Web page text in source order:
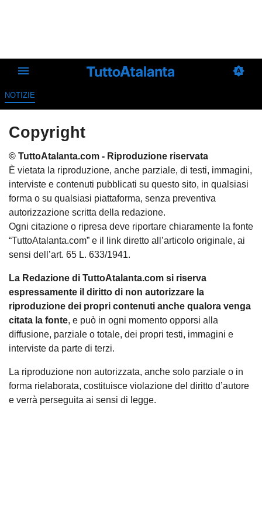
NOTIZIE
Copyright
© TuttoAtalanta.com - Riproduzione riservata
È vietata la riproduzione, anche parziale, di testi, immagini,
interviste e contenuti pubblicati su questo sito, in qualsiasi
forma o su qualsiasi piattaforma, senza preventiva
autorizzazione scritta della redazione.
Ogni citazione o ripresa deve riportare chiaramente la fonte
“TuttoAtalanta.com” e il link diretto all’articolo originale, ai
sensi dell’art. 65 L. 633/1941.
La Redazione di TuttoAtalanta.com si riserva
espressamente il diritto di non autorizzare la
riproduzione dei propri contenuti anche qualora venga
citata la fonte, e può in ogni momento opporsi alla
diffusione, parziale o totale, dei propri testi, immagini e
interviste da parte di terzi.
La riproduzione non autorizzata, anche solo parziale o in
forma rielaborata, costituisce violazione del diritto d’autore
e verrà perseguita ai sensi di legge.